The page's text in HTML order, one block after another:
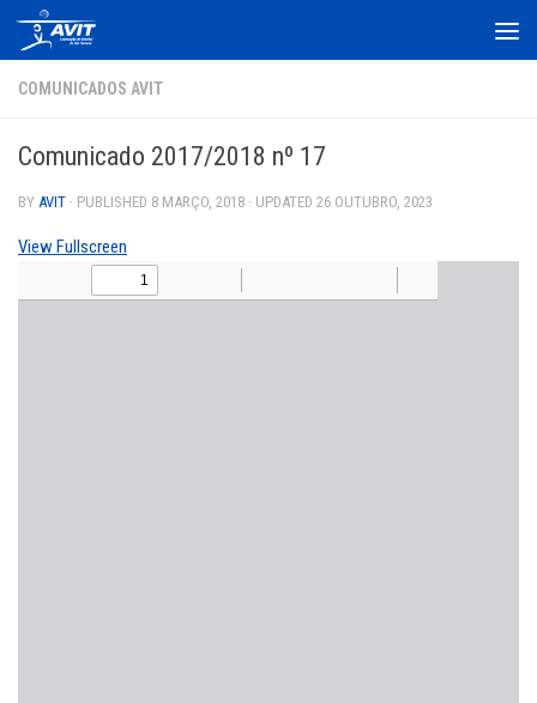
Skip to content
COMUNICADOS AVIT
Comunicado 2017/2018 nº 17
BY AVIT · PUBLISHED 8 MARÇO, 2018 · UPDATED 26 OUTUBRO, 2023
View Fullscreen